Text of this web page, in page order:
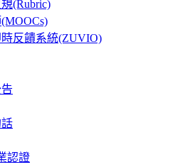
(Rubric)
反饋系統(ZUVIO)
認證